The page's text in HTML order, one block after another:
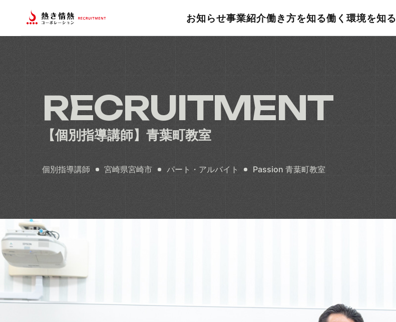
お知らせ事業紹介働き方を知る働く環境を知る
【個別指導講師】青葉町教室
RECRUITMENT
個別指導講師 宮崎県宮崎市 パート・アルバイト Passion 青葉町教室